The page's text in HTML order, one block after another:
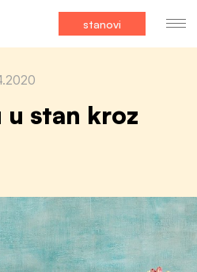
stanovi
u stan kroz